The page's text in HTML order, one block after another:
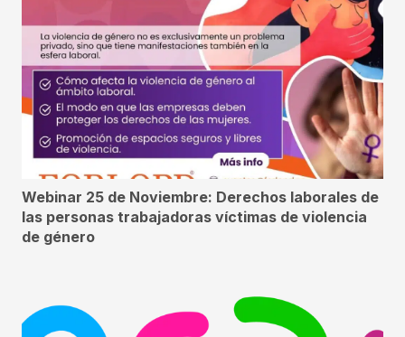
Webinar 25 de Noviembre: Derechos laborales de
las personas trabajadoras víctimas de violencia
de género